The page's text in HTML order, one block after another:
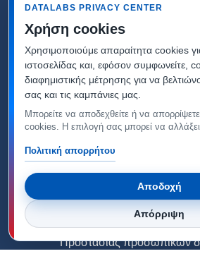
Copyright © Datalabs -
Προστασίας προσωπικών
DATALABS PRIVACY CENTER
Χρήση cookies
Χρησιμοποιούμε απαραίτητα cookies
ιστοσελίδας και, εφόσον συμφωνείτε,
διαφημιστικής μέτρησης για να
σας και τις καμπάνιες μας.
Μπορείτε να αποδεχθείτε ή να
cookies. Η επιλογή σας μπορεί να
Πολιτική απορρήτου
Απόρριψη
Αποδοχή